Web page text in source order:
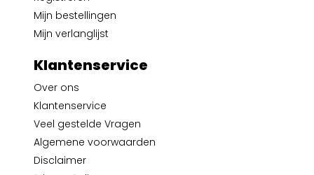
Mijn bestellingen
Mijn verlanglijst
Klantenservice
Over ons
Klantenservice
Veel gestelde Vragen
Algemene voorwaarden
Disclaimer